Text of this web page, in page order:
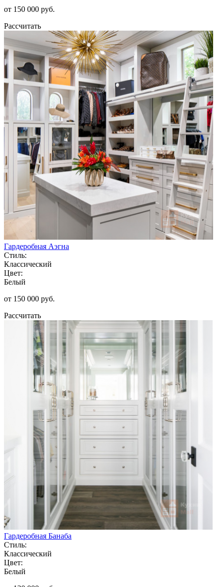
от 150 000 руб.
Рассчитать
Гардеробная Аэгна
Стиль:
Классический
Цвет:
Белый
от 150 000 руб.
Рассчитать
Гардеробная Банаба
Стиль:
Классический
Цвет:
Белый